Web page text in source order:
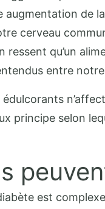
de
cerveau
ressent qu’un
entre
édulcorants
principe selon
est